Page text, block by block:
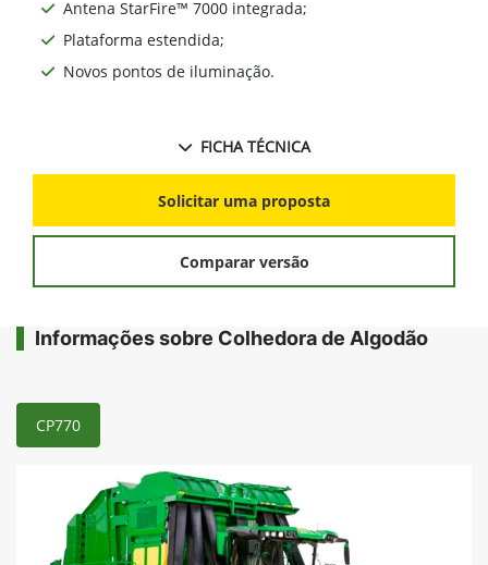
Antena StarFire™ 7000 integrada;
Plataforma estendida;
Novos pontos de iluminação.
FICHA TÉCNICA
Solicitar uma proposta
Comparar versão
Informações sobre Colhedora de Algodão
CP770